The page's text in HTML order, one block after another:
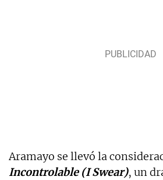
Aramayo se llevó la
Incontrolable (I Swear), un